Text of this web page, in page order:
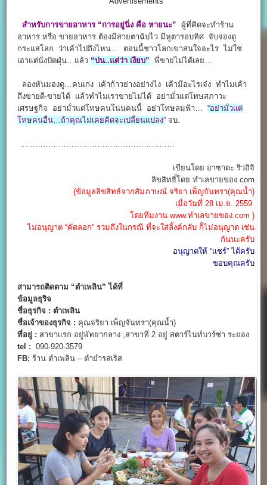
สำหรับการขายอาหาร “การอยู่นิ่ง คือ หายนะ” ผู้ที่คิดจะทำร้าน
อาหาร หรือ ขายอาหาร ต้องมีสายตาฉับไว มีหูตารอบทิศ จับจ่องดู
กระแสโลก ว่าเค้าไปถึงไหน… ตอนนี้ชาวโลกเขาสนใจอะไร ไม่ใช่
เอาแต่นั่งปัดฝุ่น…แล้ว “บ่น..แต่ว่า เงียบ” พี่ขายไม่ได้เลย…
ลองหันมองดู…คนเก่ง เค้าก้าวย่างอย่างไง เค้ามีอะไรเจ๋ง ทำไมเค้า
ถึงขายดี-ขายได้ แล้วทำไมเราขายไม่ได้ อย่ามั่วแต่โทษสภาวะ
เศรษฐกิจ อย่ามั่วแต่โทษคนโน่นคนนี้ อย่าโทษลมฟ้า…“อย่ามั่วแต่
โทษคนอื่น…ถ้าคุณไม่เคยคิดจะเปลี่ยนแปลง” จบ.
เขียนโดย อาซาดะ ริวอิจิ
ลิขสิทธิ์โดย ทำเลขายของ.com
(ข้อมูลลิขสิทธ์จากสัมภาษณ์ จริยา เพ็ญจันทรา(คุณน้ำ)
เมื่อวันที่ 28 เม.ย. 2559
โดยทีมงาน www.ทำเลขายของ.com )
ไม่อนุญาต “คัดลอก” รวมถึงในกรณี ที่จะใส่ลิ้งค์กลับ ก็ไม่อนุญาต เช่น
กันนะครับ
อนุญาตให้ “แชร์” ได้ครับ
ขอบคุณครับ
สามารถติดตาม “ตำเพลิน” ได้ที่
ข้อมูลธุริจ
ชื่อธุรกิจ : ตำเพลิน
ชื่อเจ้าของธุรกิจ : คุณจริยา เพ็ญจันทรา(คุณน้ำ)
ที่อยู่ : สาขาเเรก อยู่พัทยากลาง ,สาขาที่ 2 อยู่ สตาร์ไนท์บาร์ซ่า ระยอง
tel :090-920-3579
FB: ร้าน ตำเพลิน – ตำยำรสเริส